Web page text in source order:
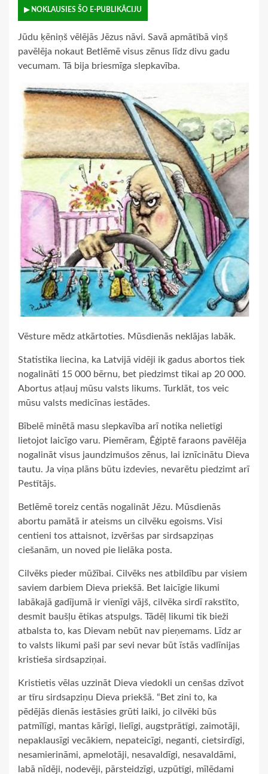
▶ NOKLAUSIES ŠO E-PUBLIKĀCIJU
Jūdu ķēniņš vēlējās Jēzus nāvi. Savā apmātībā viņš
pavēlēja nokaut Betlēmē visus zēnus līdz divu gadu
vecumam. Tā bija briesmīga slepkavība.
Vēsture mēdz atkārtoties. Mūsdienās neklājas labāk.
Statistika liecina, ka Latvijā vidēji ik gadus abortos tiek
nogalināti 15 000 bērnu, bet piedzimst tikai ap 20 000.
Abortus atļauj mūsu valsts likums. Turklāt, tos veic
mūsu valsts medicīnas iestādes.
Bībelē minētā masu slepkavība arī notika nelietīgi
lietojot laicīgo varu. Piemēram, Ēģiptē faraons pavēlēja
nogalināt visus jaundzimušos zēnus, lai iznīcinātu Dieva
tautu. Ja viņa plāns būtu izdevies, nevarētu piedzimt arī
Pestītājs.
Betlēmē toreiz centās nogalināt Jēzu. Mūsdienās
abortu pamātā ir ateisms un cilvēku egoisms. Visi
centieni tos attaisnot, izvēršas par sirdsapziņas
ciešanām, un noved pie lielāka posta.
Cilvēks pieder mūžībai. Cilvēks nes atbildību par visiem
saviem darbiem Dieva priekšā. Bet laicīgie likumi
labākajā gadījumā ir vienīgi vājš, cilvēka sirdī rakstīto,
desmit baušļu ētikas atspulgs. Tādēļ likumi tik bieži
atbalsta to, kas Dievam nebūt nav pieņemams. Līdz ar
to valsts likumi paši par sevi nevar būt īstās vadlīnijas
kristieša sirdsapziņai.
Kristietis vēlas uzzināt Dieva viedokli un cenšas dzīvot
ar tīru sirdsapziņu Dieva priekšā. “Bet zini to, ka
pēdējās dienās iestāsies grūti laiki, jo cilvēki būs
patmīlīgi, mantas kārīgi, lielīgi, augstprātīgi, zaimotāji,
nepaklausīgi vecākiem, nepateicīgi, neganti, cietsirdīgi,
nesamierināmi, apmelotāji, nesavaldīgi, nesavaldāmi,
labā nīdēji, nodevēji, pārsteidzīgi, uzpūtīgi, mīlēdami